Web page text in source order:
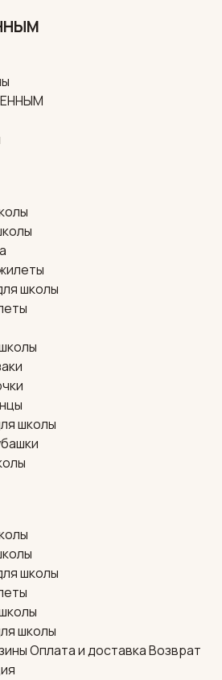
школы
школы
школы
школы
Оплата и доставкаВозврат